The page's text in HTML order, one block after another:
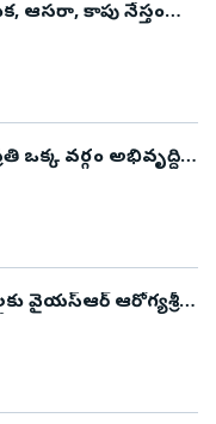
ఆసరా, కాపు నేస్తం
ఒక్క వర్గం అభివృద్ధి
వైయస్ఆర్ ఆరోగ్యశ్రీ